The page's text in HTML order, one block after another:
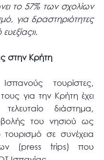
το 57% των σχολίων
για δραστηριότητες
στην Κρήτη
τουρίστες,
για την Κρήτη έχει
διάστημα,
του νησιού ως
σε συνέχεια
(press trips) που